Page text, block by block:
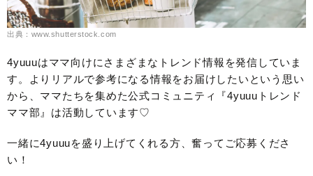
出典：www.shutterstock.com
4yuuuはママ向けにさまざまなトレンド情報を発信していま
す。よりリアルで参考になる情報をお届けしたいという思い
から、ママたちを集めた公式コミュニティ『4yuuuトレンド
ママ部』は活動しています♡
一緒に4yuuuを盛り上げてくれる方、奮ってご応募くださ
い！